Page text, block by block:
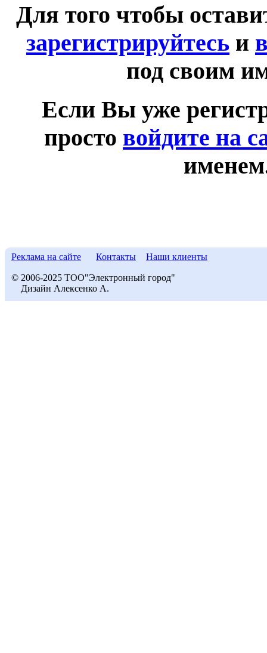
Для того чтобы
зарегистрируйтесь и
под своим
Если Вы уже
просто войдите на
Реклама на сайте Контакты Наши клиенты
© 2006-2025 ТОО"Электронный город"
Дизайн Алексенко А.